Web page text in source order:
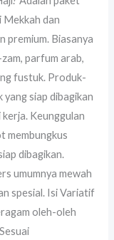
Mekkah dan
premium. Biasanya
parfum arab,
fustuk. Produk-
siap dibagikan
Keunggulan
membungkus
dibagikan.
umumnya mewah
spesial. Isi Variatif
oleh-oleh